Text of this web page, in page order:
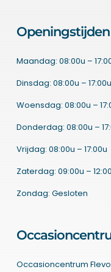
Openingstijden
Maandag: 08:00u –
Dinsdag: 08:00u – 17:00u
Woensdag: 08:00u –
Donderdag: 08:00u –
Vrijdag: 08:00u – 17:00u
Zaterdag: 09:00u –
Zondag: Gesloten
Occasioncentrum